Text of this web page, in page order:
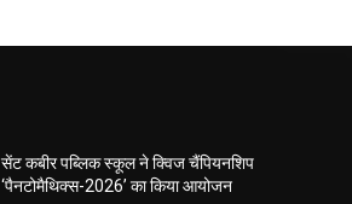
सेंट कबीर पब्लिक स्कूल ने क्विज चैंपियनशिप
‘पैनटोमैथिक्स-2026’ का किया आयोजन